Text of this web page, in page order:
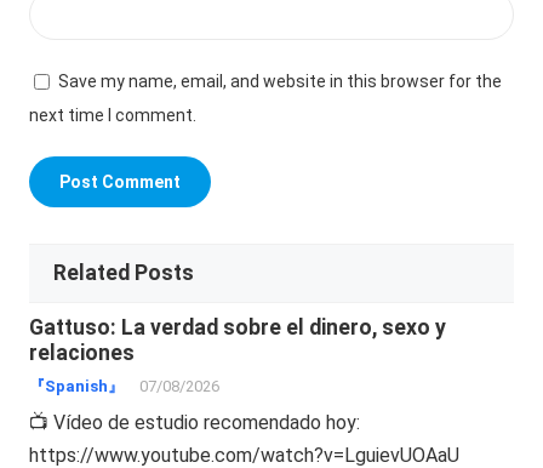
Save my name, email, and website in this browser for the
next time I comment.
Related Posts
Gattuso: La verdad sobre el dinero, sexo y
relaciones
『Spanish』 07/08/2026
📺 Vídeo de estudio recomendado hoy:
https://www.youtube.com/watch?v=LguievUOAaU